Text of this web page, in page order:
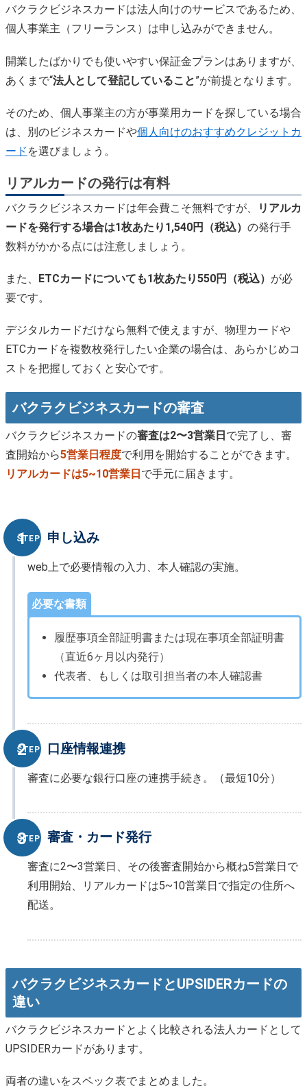
バクラクビジネスカードは法人向けのサービスであるため、
個人事業主（フリーランス）は申し込みができません。
開業したばかりでも使いやすい保証金プランはありますが、
あくまで“法人として登記していること”が前提となります。
そのため、個人事業主の方が事業用カードを探している場合
は、別のビジネスカードや個人向けのおすすめクレジットカ
ード を選びましょう。
リアルカードの発行は有料
バクラクビジネスカードは年会費こそ無料ですが、
リアルカ
ードを発行する場合は1枚あたり1,540円（税込） の発行手
数料がかかる点には注意しましょう。
また、 ETCカードについても1枚あたり550円（税込） が必
要です。
デジタルカードだけなら無料で使えますが、物理カードや
ETCカードを複数枚発行したい企業の場合は、あらかじめコ
ストを把握しておくと安心です。
バクラクビジネスカードの審査
バクラクビジネスカードの審査は2〜3営業日で完了し、審
査開始から5営業日程度で利用を開始することができます。
リアルカードは5~10営業日で手元に届きます。
STEP 申し込み
web上で必要情報の入力、本人確認の実施。
必要な書類
履歴事項全部証明書または現在事項全部証明書
（直近6ヶ月以内発行）
代表者、もしくは取引担当者の本人確認書
STEP 口座情報連携
審査に必要な銀行口座の連携手続き。（最短10分）
STEP 審査・カード発行
審査に2〜3営業日、その後審査開始から概ね5営業日で
利用開始、リアルカードは5~10営業日で指定の住所へ
配送。
バクラクビジネスカードとUPSIDERカードの
違い
バクラクビジネスカードとよく比較される法人カードとして
UPSIDERカードがあります。
両者の違いをスペック表でまとめました。